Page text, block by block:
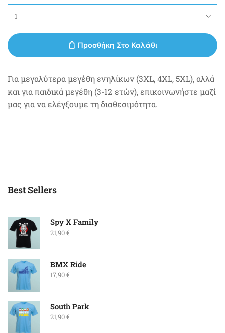
Προσθήκη Στο Καλάθι
Για μεγαλύτερα μεγέθη ενηλίκων (3XL, 4XL, 5XL), αλλά
και για παιδικά μεγέθη (3-12 ετών), επικοινωνήστε μαζί
μας για να ελέγξουμε τη διαθεσιμότητα.
Best Sellers
Spy X Family
21,90€
BMX Ride
17,90€
South Park
21,90€